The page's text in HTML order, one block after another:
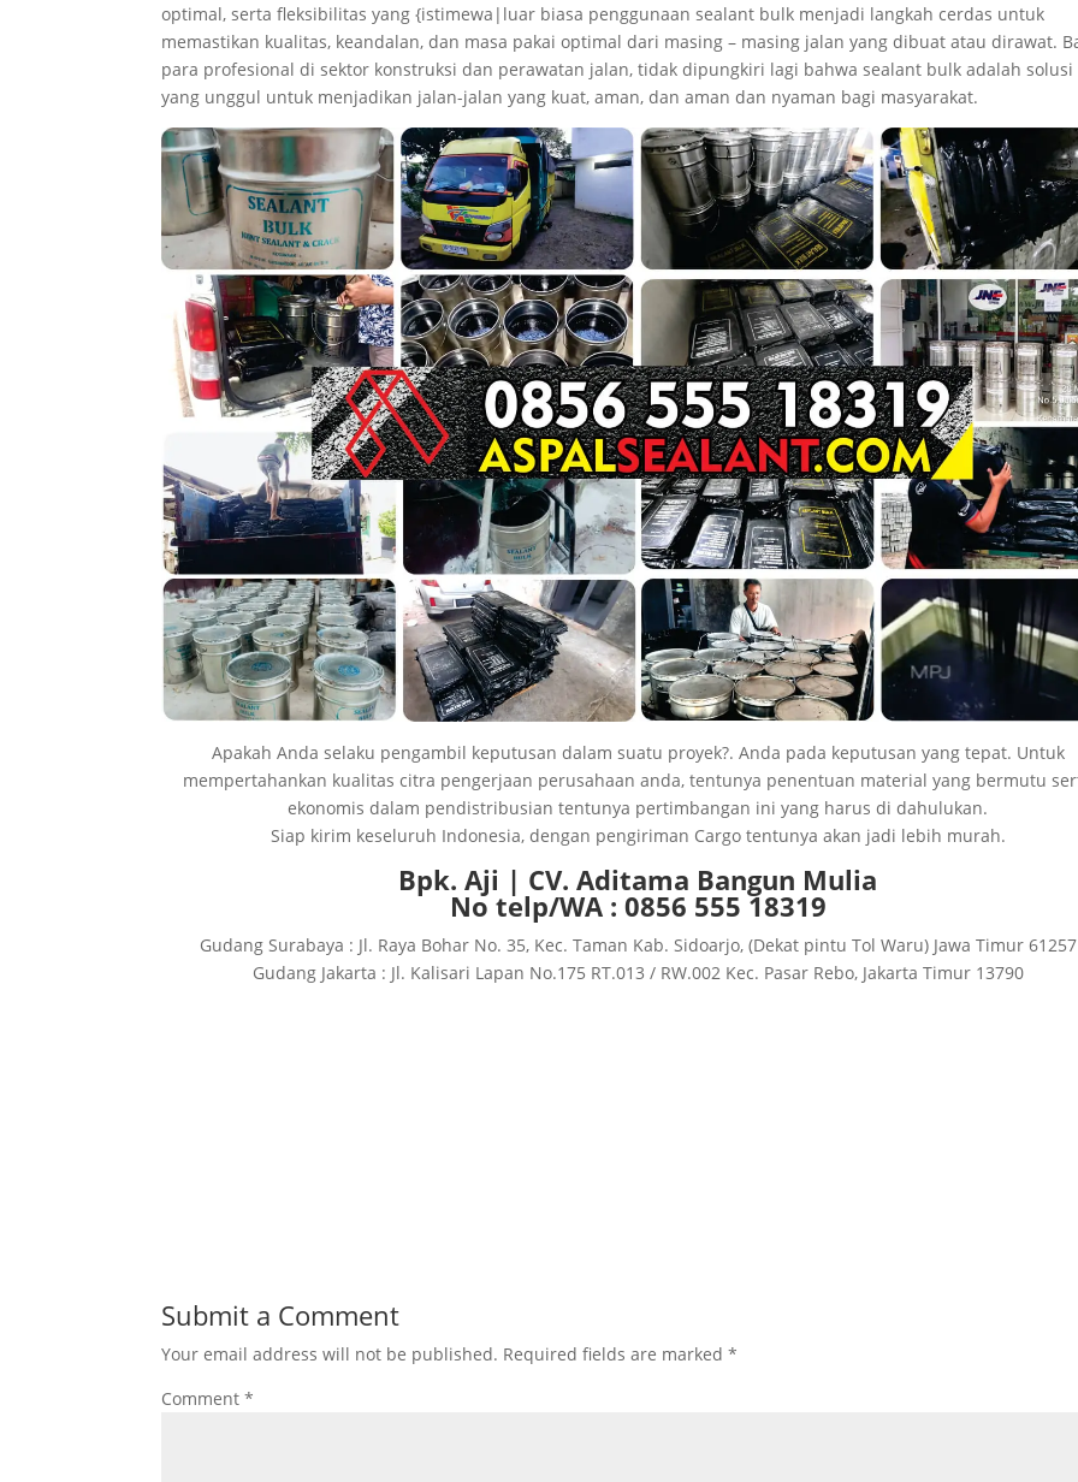
optimal, serta fleksibilitas yang {istimewa|luar biasa penggunaan sealant bulk menjadi langkah cerdas untuk
memastikan kualitas, keandalan, dan masa pakai optimal dari masing – masing jalan yang dibuat atau dirawat.
para profesional di sektor konstruksi dan perawatan jalan, tidak dipungkiri lagi bahwa sealant bulk adalah solusi
yang unggul untuk menjadikan jalan-jalan yang kuat, aman, dan aman dan nyaman bagi masyarakat.
Apakah Anda selaku pengambil keputusan dalam suatu proyek?. Anda pada keputusan yang tepat. Untuk
mempertahankan kualitas citra pengerjaan perusahaan anda, tentunya penentuan material yang bermutu
ekonomis dalam pendistribusian tentunya pertimbangan ini yang harus di dahulukan.
Siap kirim keseluruh Indonesia, dengan pengiriman Cargo tentunya akan jadi lebih murah.
Bpk. Aji | CV. Aditama Bangun Mulia
No telp/WA : 0856 555 18319
Gudang Surabaya : Jl. Raya Bohar No. 35, Kec. Taman Kab. Sidoarjo, (Dekat pintu Tol Waru) Jawa Timur 61257
Gudang Jakarta : Jl. Kalisari Lapan No.175 RT.013 / RW.002 Kec. Pasar Rebo, Jakarta Timur 13790
Submit a Comment
Your email address will not be published. Required fields are marked*
Comment*